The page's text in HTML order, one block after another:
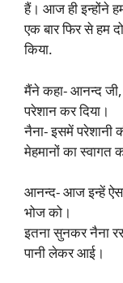
हैं। आज ही इन्होंने
एक बार फिर से हम
किया.
मैंने कहा- आनन्द जी,
परेशान कर दिया।
नैना- इसमें परेशानी
मेहमानों का
आनन्द- आज इन्हें
भोज को।
इतना सुनकर नैना
पानी लेकर आई।